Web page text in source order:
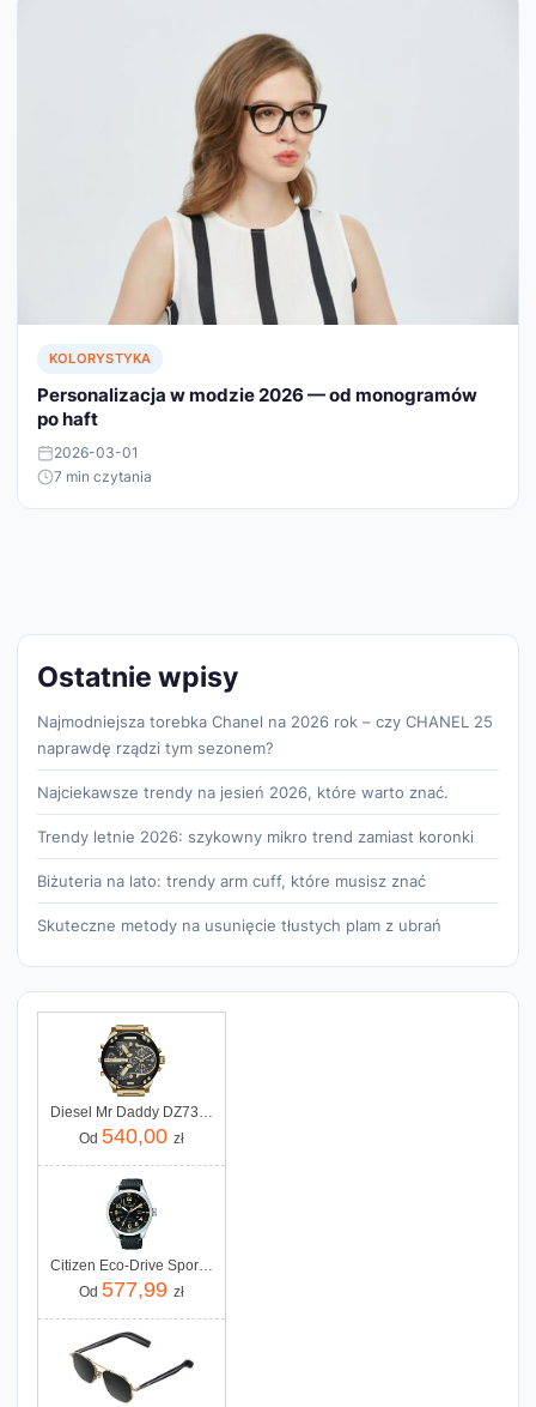
KOLORYSTYKA
Personalizacja w modzie 2026 — od monogramów
po haft
2026-03-01
7 min czytania
Ostatnie wpisy
Najmodniejsza torebka Chanel na 2026 rok – czy CHANEL 25
naprawdę rządzi tym sezonem?
Najciekawsze trendy na jesień 2026, które warto znać.
Trendy letnie 2026: szykowny mikro trend zamiast koronki
Biżuteria na lato: trendy arm cuff, które musisz znać
Skuteczne metody na usunięcie tłustych plam z ubrań
Diesel Mr Daddy DZ7333
Od 540,00 zł
Citizen Eco-Drive Sport AW5000-24E
Od 577,99 zł